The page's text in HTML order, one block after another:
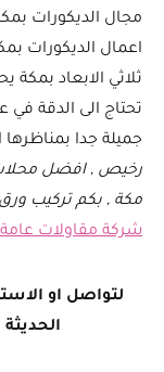
مجال الديكورات
اعمال الديكورات
ثلاثي الابعاد بمكة
تحتاج الى الدقة في
جميلة جدا بمناظرها
رخيص , افضل
مكة , بكم تركيب
شركة مقاولات
لتواصل او